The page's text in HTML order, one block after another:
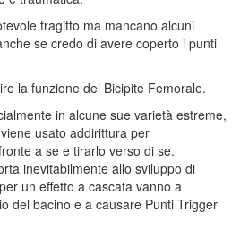
tragitto ma mancano alcuni
se credo di avere coperto i punti
la funzione del Bicipite Femorale.
in alcune sue varietà estreme,
usato addirittura per
a se e tirarlo verso di se.
inevitabilmente allo sviluppo di
un effetto a cascata vanno a
del bacino e a causare Punti Trigger